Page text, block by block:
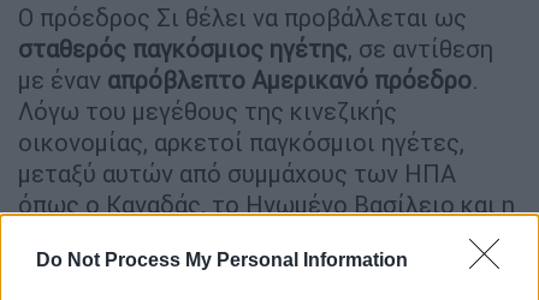
Do Not Process My Personal Information
Ο πρόεδρος Σι θέλει να προβάλλεται ως
σταθερός παγκόσμιος ηγέτης, σε αντίθεση
με έναν απρόβλεπτο Αμερικανό πρόεδρο.
Λόγω του μεγέθους της κινεζικής
οικονομίας, αρκετοί παγκόσμιοι ηγέτες,
μεταξύ αυτών από συμμάχους των ΗΠΑ
όπως ο Καναδάς, το Ηνωμένο Βασίλειο και η
συμφωνίεςμε το Πεκίνο.